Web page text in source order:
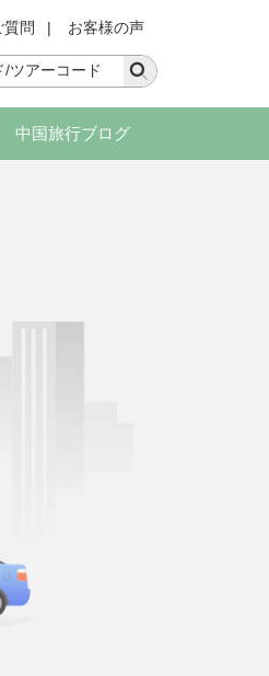
質問 | お客様の声
中国旅行ブログ